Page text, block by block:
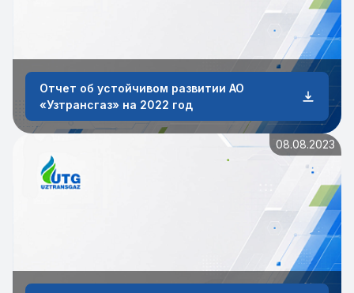
Отчет об устойчивом развитии АО
«Узтрансгаз» на 2022 год
08.08.2023